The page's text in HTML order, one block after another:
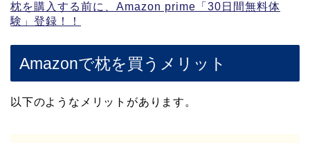
枕を購入する前に、Amazon prime「30日間無料体
験」登録！！
Amazonで枕を買うメリット
以下のようなメリットがあります。